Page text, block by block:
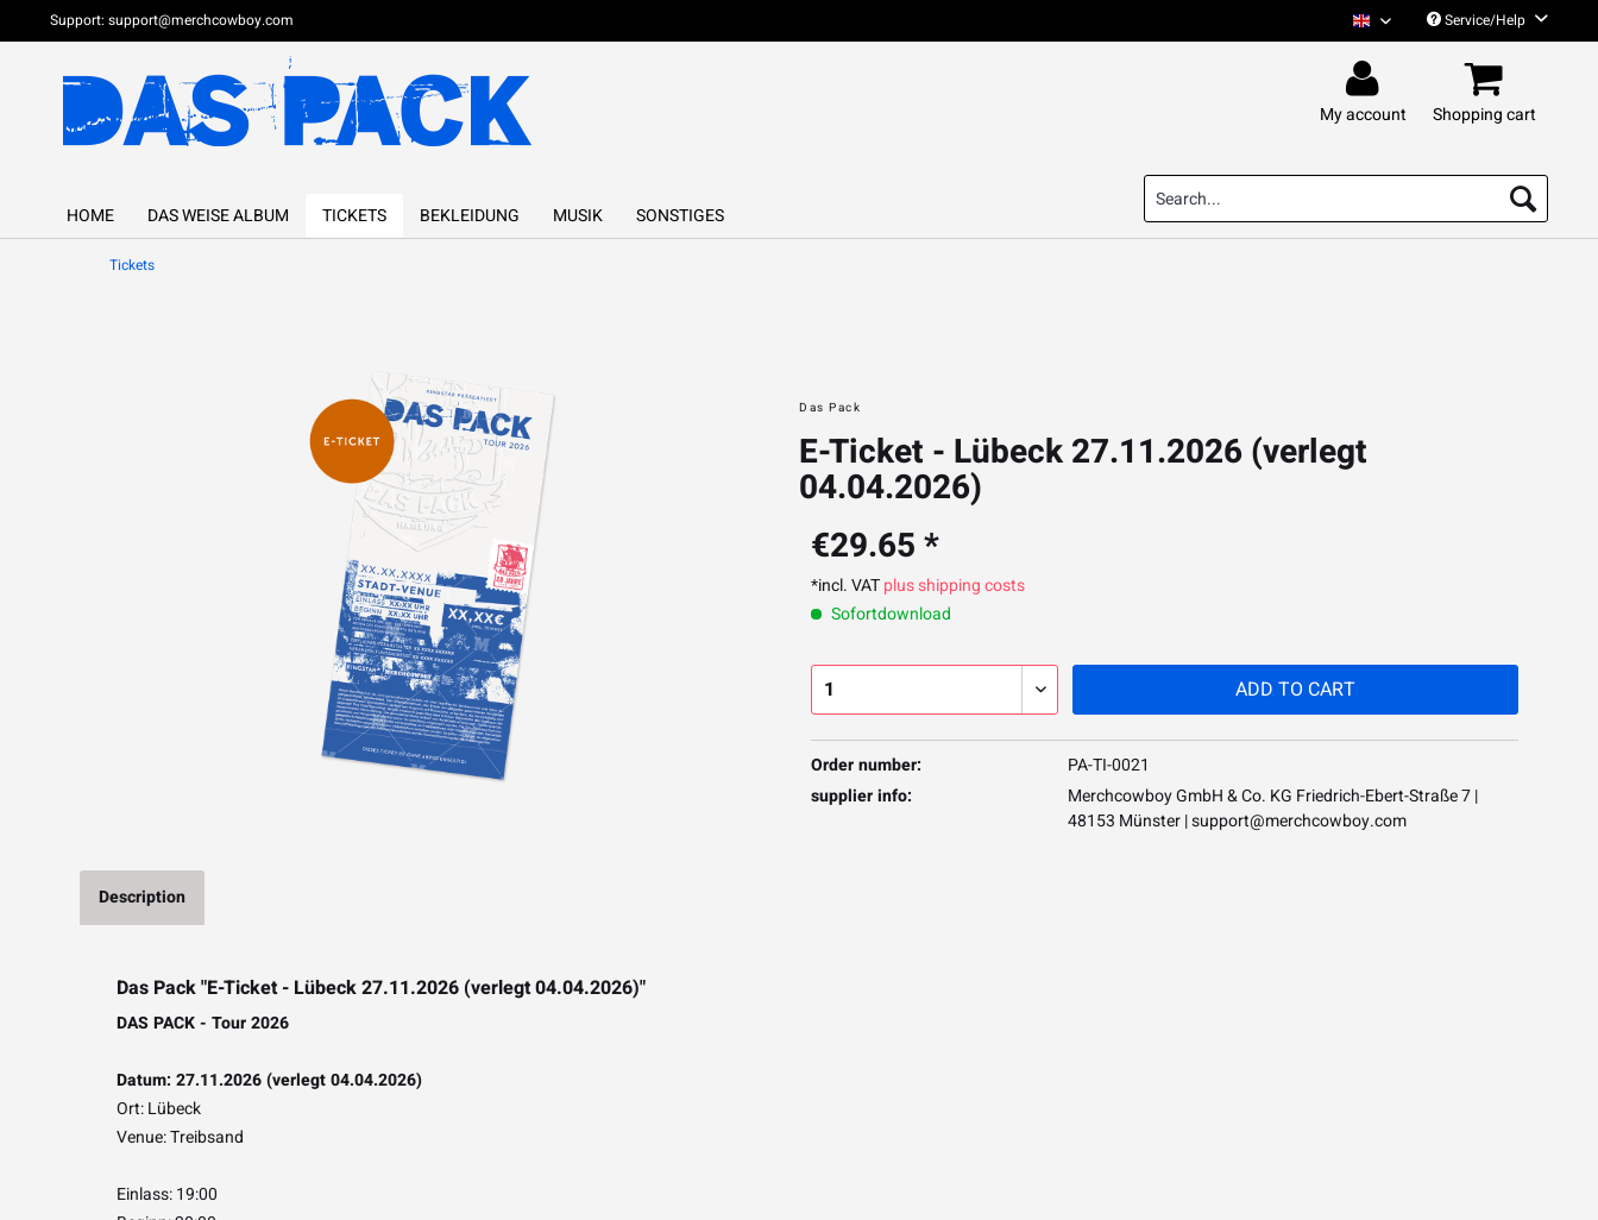
Support: support@merchcowboy.com Das Pack EnglishService/Help
My account Shopping cart
HOME DAS WEISE ALBUM TICKETS BEKLEIDUNG MUSIK SONSTIGES
Tickets
Das Pack
E-Ticket - Lübeck 27.11.2026 (verlegt
04.04.2026)
€29.65 *
*incl. VATplus shipping costs
Sofortdownload
ADD TO CART
Order number:
PA-TI-0021
supplier info:
Merchcowboy GmbH & Co. KG Friedrich-Ebert-Straße 7 |
48153 Münster |support@merchcowboy.com
Description
Das Pack "E-Ticket - Lübeck 27.11.2026 (verlegt 04.04.2026)"
DAS PACK - Tour 2026
Datum: 27.11.2026 (verlegt 04.04.2026)
Ort: Lübeck
Venue: Treibsand
Einlass: 19:00